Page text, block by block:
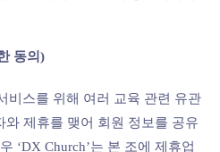
동의)
비스를 위해 여러 교육 관련 유관
와 제휴를 맺어 회원 정보를 공유
‘DX Church’는 본 조에 제휴업